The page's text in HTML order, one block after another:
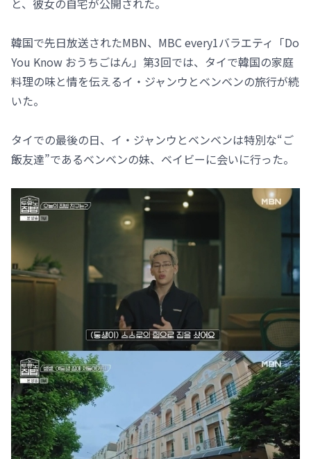
と、彼女の自宅が公開された。
韓国で先日放送されたMBN、MBC every1バラエティ「Do
You Know おうちごはん」第3回では、タイで韓国の家庭
料理の味と情を伝えるイ・ジャンウとベンベンの旅行が続
いた。
タイでの最後の日、イ・ジャンウとベンベンは特別な“ご
飯友達”であるベンベンの妹、ベイビーに会いに行った。